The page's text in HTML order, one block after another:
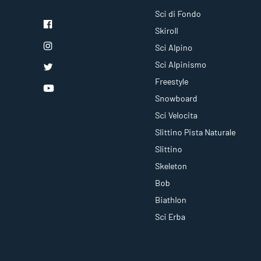
Sci di Fondo
Skiroll
Sci Alpino
Sci Alpinismo
Freestyle
Snowboard
Sci Velocita
Slittino Pista Naturale
Slittino
Skeleton
Bob
Biathlon
Sci Erba